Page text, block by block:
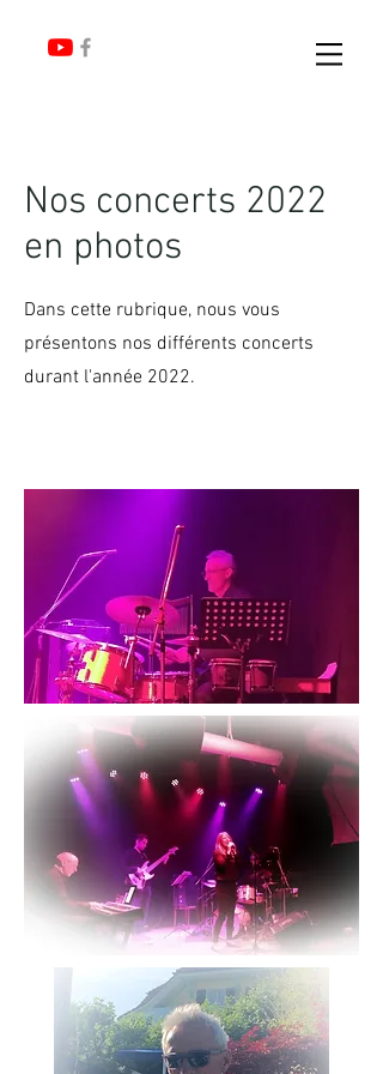
Nos concerts 2022
en photos
Dans cette rubrique, nous vous
présentons nos différents concerts
durant l'année 2022.